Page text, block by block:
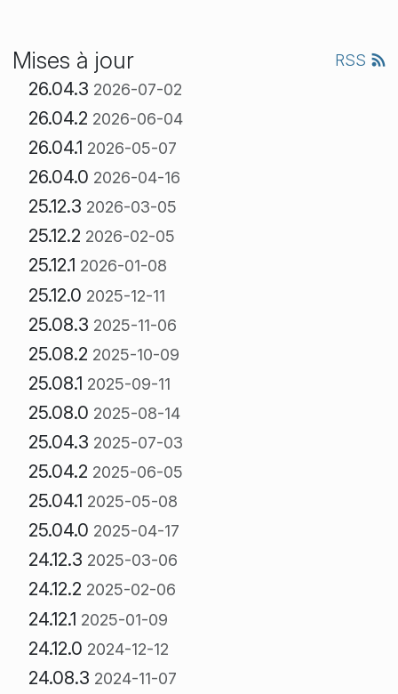
Mises à jour RSS
26.04.3 2026-07-02
26.04.2 2026-06-04
26.04.1 2026-05-07
26.04.0 2026-04-16
25.12.3 2026-03-05
25.12.2 2026-02-05
25.12.1 2026-01-08
25.12.0 2025-12-11
25.08.3 2025-11-06
25.08.2 2025-10-09
25.08.1 2025-09-11
25.08.0 2025-08-14
25.04.3 2025-07-03
25.04.2 2025-06-05
25.04.1 2025-05-08
25.04.0 2025-04-17
24.12.3 2025-03-06
24.12.2 2025-02-06
24.12.1 2025-01-09
24.12.0 2024-12-12
24.08.3 2024-11-07